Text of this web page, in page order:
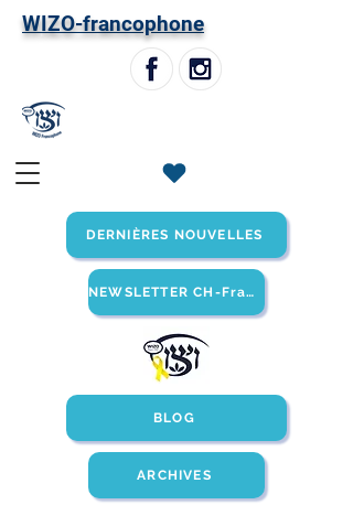
WIZO-francophone
ARCHIVES
DERNIÈRES NOUVELLES
NEWSLETTER CH-Francophone
BLOG